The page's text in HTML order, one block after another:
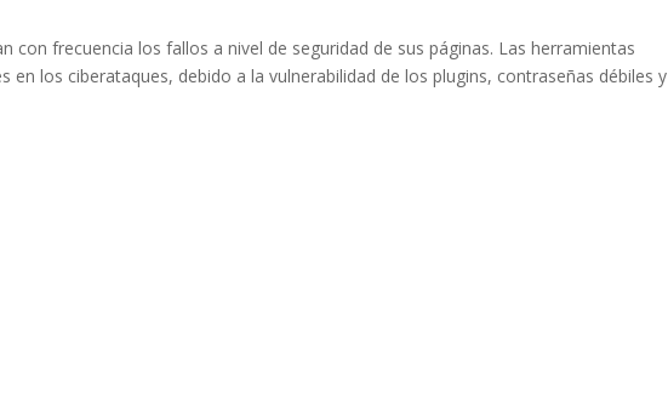
con frecuencia los fallos a nivel de seguridad de sus páginas. Las herramientas
en los ciberataques, debido a la vulnerabilidad de los plugins, contraseñas débiles y